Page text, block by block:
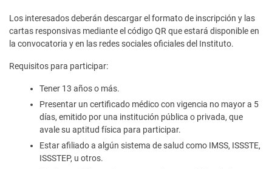
Los interesados deberán descargar el formato de inscripción y las
cartas responsivas mediante el código QR que estará disponible en
la convocatoria y en las redes sociales oficiales del Instituto.
Requisitos para participar:
Tener 13 años o más.
Presentar un certificado médico con vigencia no mayor a 5
días, emitido por una institución pública o privada, que
avale su aptitud física para participar.
Estar afiliado a algún sistema de salud como IMSS, ISSSTE,
ISSSTEP, u otros.